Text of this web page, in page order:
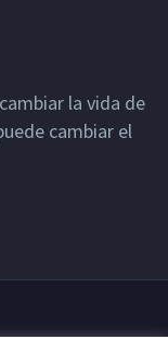
la vida de
cambiar el